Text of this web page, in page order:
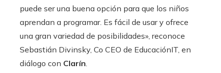
puede ser una buena opción para que los niños
aprendan a programar. Es fácil de usar y ofrece
una gran variedad de posibilidades», reconoce
Sebastián Divinsky, Co CEO de EducaciónIT, en
diálogo con Clarín